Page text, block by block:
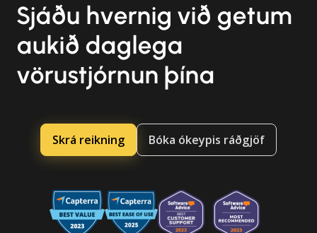
Sjáðu hvernig við getum
aukið daglega
vörustjórnun þína
Skrá reikning Bóka ókeypis ráðgjöf